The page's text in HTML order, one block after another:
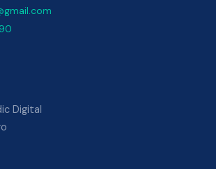
Digital